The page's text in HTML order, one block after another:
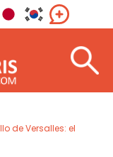
de Versalles: el